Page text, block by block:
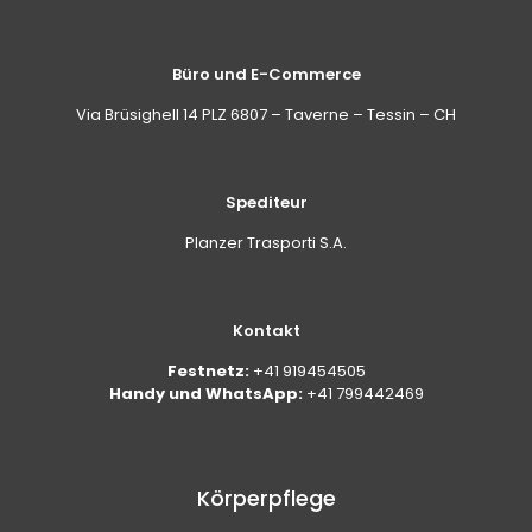
Büro und E-Commerce
Via Brüsighell 14 PLZ 6807 – Taverne – Tessin – CH
Spediteur
Planzer Trasporti S.A.
Kontakt
Festnetz: +41 919454505
Handy und WhatsApp: +41 799442469
Körperpflege